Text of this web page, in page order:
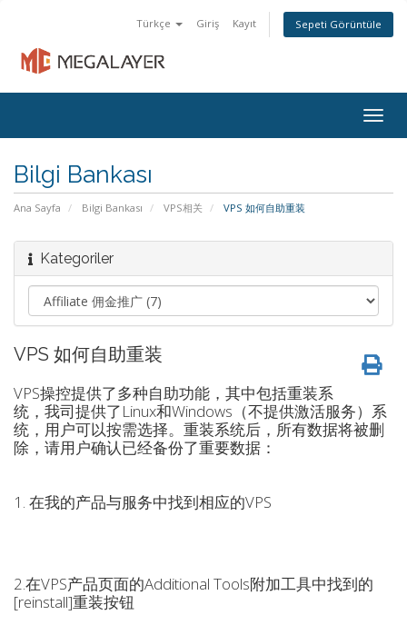
Türkçe Giriş Kayıt Sepeti Görüntüle
Bilgi Bankası
Ana Sayfa Bilgi Bankası VPS相关 VPS 如何自助重装
Kategoriler
VPS 如何自助重装
VPS操控提供了多种自助功能，其中包括重装系
统，我司提供了Linux和Windows（不提供激活服务）系
统，用户可以按需选择。重装系统后，所有数据将被删
除，请用户确认已经备份了重要数据：
1. 在我的产品与服务中找到相应的VPS
2.在VPS产品页面的Additional Tools附加工具中找到的
[reinstall]重装按钮